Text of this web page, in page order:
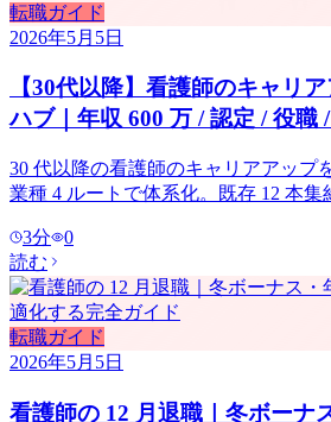
転職ガイド
2026年5月5日
【30代以降】看護師のキャリ
ハブ｜年収 600 万 / 認定 / 役職
30 代以降の看護師のキャリアアップ
業種 4 ルートで体系化。既存 12 本集
3分
0
読む
転職ガイド
2026年5月5日
看護師の 12 月退職｜冬ボーナ